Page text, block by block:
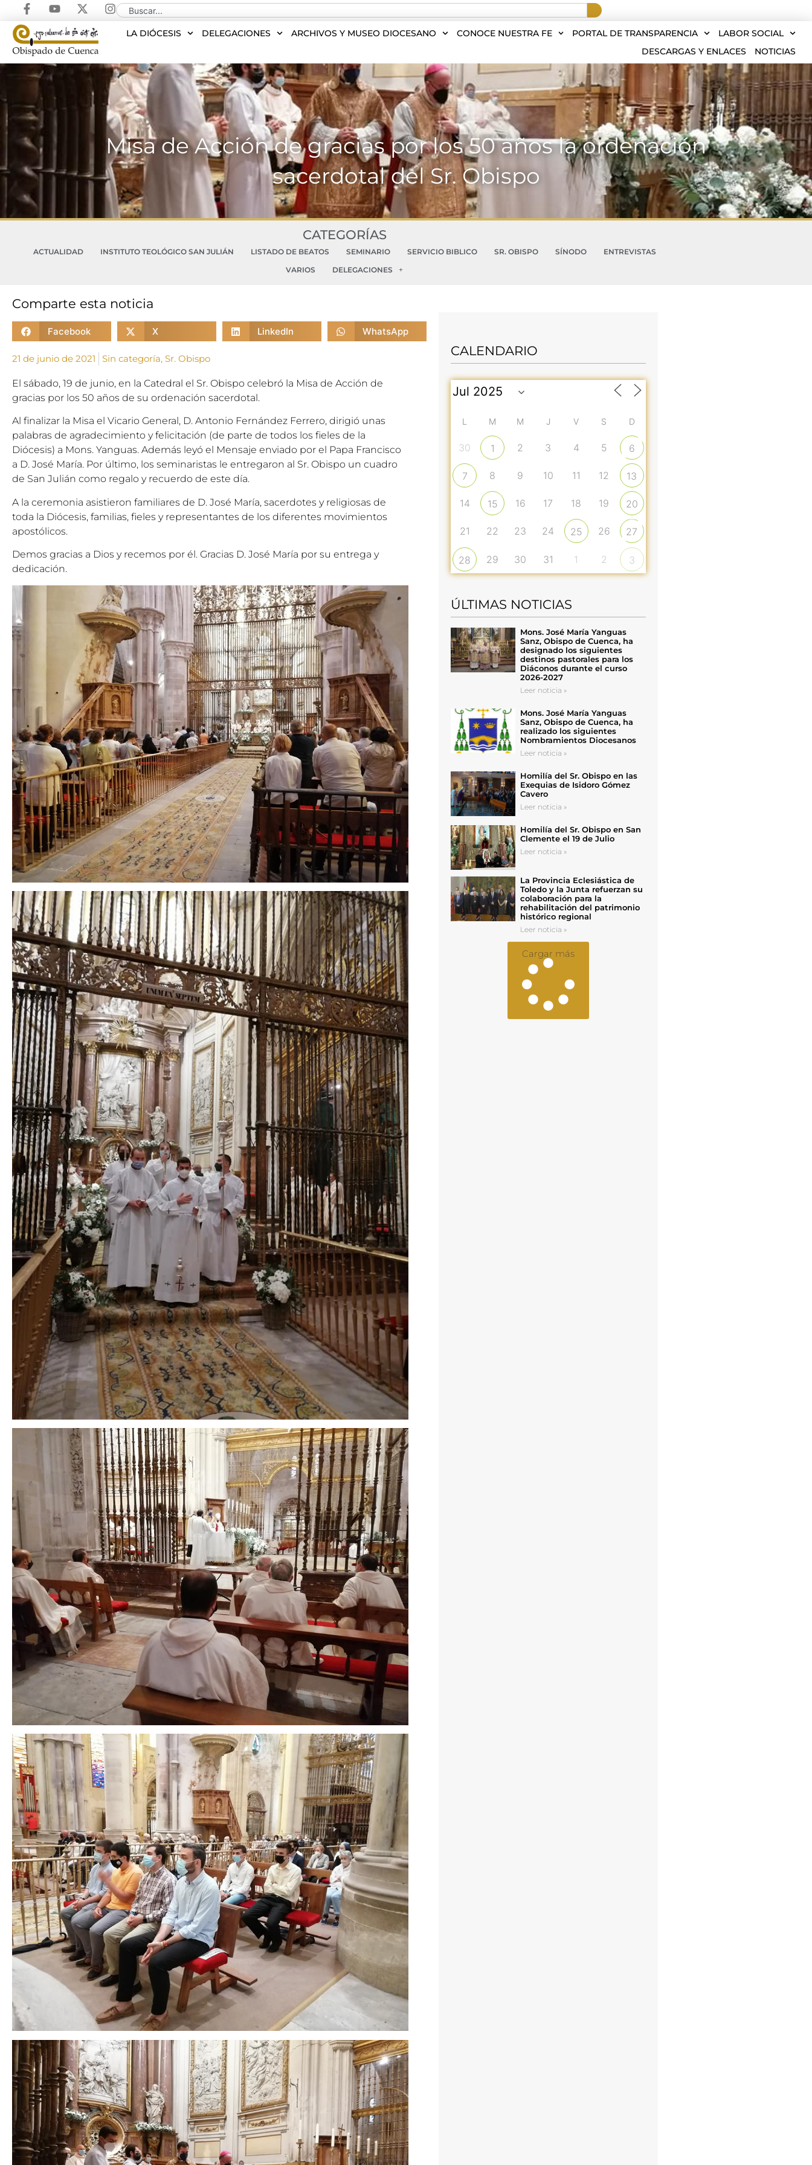
LA DIÓCESIS DELEGACIONES ARCHIVOS Y MUSEO DIOCESANO CONOCE NUESTRA FE PORTAL DE TRANSPARENCIA
LABOR SOCIAL
DESCARGAS Y ENLACES
NOTICIAS
Misa de Acción de gracias por los 50 años la ordenación
sacerdotal del Sr. Obispo
CATEGORÍAS
ACTUALIDAD INSTITUTO TEOLÓGICO SAN JULIÁN LISTADO DE BEATOS SEMINARIO SERVICIO BIBLICO SR. OBISPO SÍNODO
ENTREVISTAS
VARIOS
DELEGACIONES
Comparte esta noticia
Facebook X LinkedIn WhatsApp
21 de junio de 2021 Sin categoría, Sr. Obispo
El sábado, 19 de junio, en la Catedral el Sr. Obispo celebró la Misa de Acción de
gracias por los 50 años de su ordenación sacerdotal.
Al finalizar la Misa el Vicario General, D. Antonio Fernández Ferrero, dirigió unas
palabras de agradecimiento y felicitación (de parte de todos los fieles de la
Diócesis) a Mons. Yanguas. Además leyó el Mensaje enviado por el Papa Francisco
a D. José María. Por último, los seminaristas le entregaron al Sr. Obispo un cuadro
de San Julián como regalo y recuerdo de este día.
A la ceremonia asistieron familiares de D. José María, sacerdotes y religiosas de
toda la Diócesis, familias, fieles y representantes de los diferentes movimientos
apostólicos.
Demos gracias a Dios y recemos por él. Gracias D. José María por su entrega y
dedicación.
CALENDARIO
L M M J V S D
30 1 2 3 4 5 6
7 8 9 10 11 12 13
14 15 16 17 18 19 20
21 22 23 24 25 26 27
28 29 30 31 1 2 3
ÚLTIMAS NOTICIAS
Mons. José María Yanguas
Sanz, Obispo de Cuenca, ha
designado los siguientes
destinos pastorales para los
Diáconos durante el curso
2026-2027
Leer noticia »
Mons. José María Yanguas
Sanz, Obispo de Cuenca, ha
realizado los siguientes
Nombramientos Diocesanos
Leer noticia »
Homilía del Sr. Obispo en las
Exequias de Isidoro Gómez
Cavero
Leer noticia »
Homilía del Sr. Obispo en San
Clemente el 19 de Julio
Leer noticia »
La Provincia Eclesiástica de
Toledo y la Junta refuerzan su
colaboración para la
rehabilitación del patrimonio
histórico regional
Leer noticia »
Cargar más